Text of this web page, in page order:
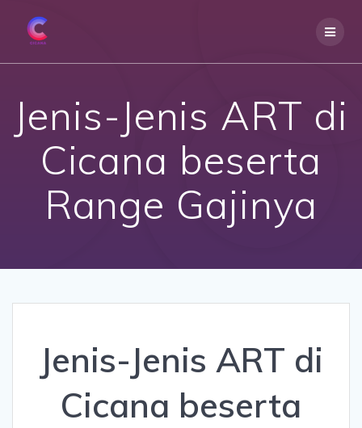
Jenis-Jenis ART di
Cicana beserta
Range Gajinya
Jenis-Jenis ART di
Cicana beserta